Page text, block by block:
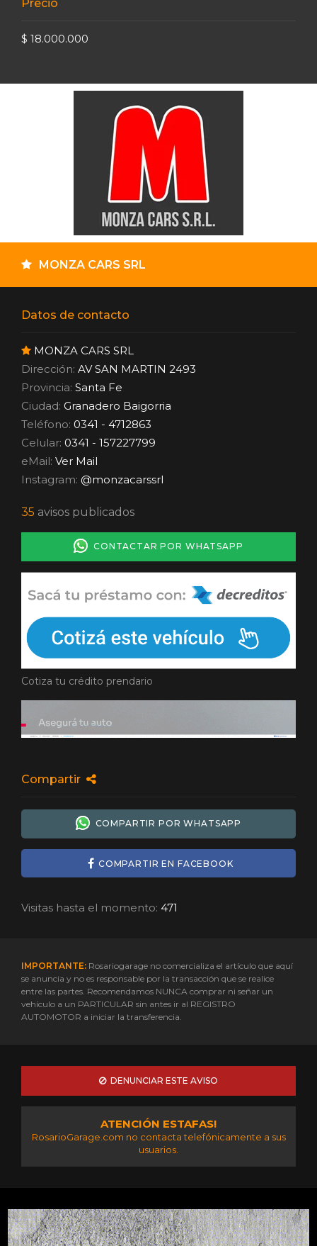
Precio
$ 18.000.000
MONZA CARS SRL
Datos de contacto
MONZA CARS SRL
Dirección: AV SAN MARTIN 2493
Provincia: Santa Fe
Ciudad: Granadero Baigorria
Teléfono: 0341 - 4712863
Celular: 0341 - 157227799
eMail: Ver Mail
Instagram: @monzacarssrl
35 avisos publicados
CONTACTAR POR WHATSAPP
Cotiza tu crédito prendario
Compartir
COMPARTIR POR WHATSAPP
COMPARTIR EN FACEBOOK
Visitas hasta el momento: 471
IMPORTANTE: Rosariogarage no comercializa el artículo que aquí
se anuncia y no es responsable por la transacción que se realice
entre las partes. Recomendamos NUNCA comprar ni señar un
vehículo a un PARTICULAR sin antes ir al REGISTRO
AUTOMOTOR a iniciar la transferencia.
DENUNCIAR ESTE AVISO
ATENCIÓN ESTAFAS!
RosarioGarage.com no contacta telefónicamente a sus
usuarios.